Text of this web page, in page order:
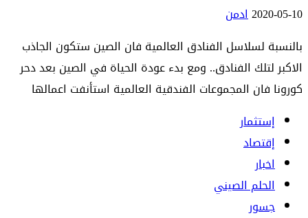
2020-05-10ادمن
بالنسبة لسلاسل الفنادق العالمية فان الصين ستكون الجاذب
الاكبر لتلك الفنادق.. ومع بدء عودة الحياة في الصين بعد دحر
كورونا فان المجموعات الفندقية العالمية استأنفت اعمالها
إستثمار
إقتصاد
اخبار
الحلم الصيني
جسور